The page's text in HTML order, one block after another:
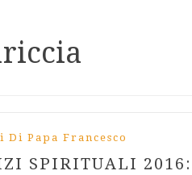
Di Papa Francesco
SPIRITUALI